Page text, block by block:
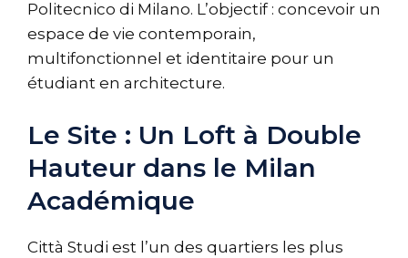
Politecnico di Milano. L’objectif : concevoir un
espace de vie contemporain,
multifonctionnel et identitaire pour un
étudiant en architecture.
Le Site : Un Loft à Double
Hauteur dans le Milan
Académique
Città Studi est l’un des quartiers les plus